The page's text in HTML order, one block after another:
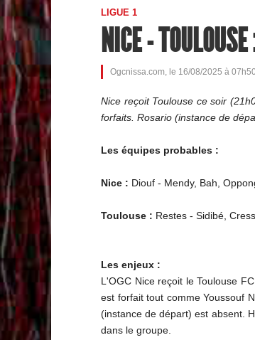
LIGUE 1
NICE -
Ogcnissa.com, le 16/08/2025 à 07h50
Nice reçoit Toulouse ce soir
forfaits. Rosario (instance de
Les équipes probables :
Nice : Diouf - Mendy, Bah,
Toulouse : Restes - Sidibé,
Les enjeux :
L'OGC Nice reçoit le Toulouse
est forfait tout comme Youssouf
(instance de départ) est absent.
dans le groupe.